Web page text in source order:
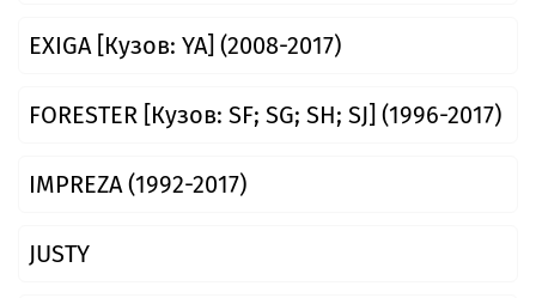
EXIGA [Кузов: YA] (2008-2017)
FORESTER [Кузов: SF; SG; SH; SJ] (1996-2017)
IMPREZA (1992-2017)
JUSTY